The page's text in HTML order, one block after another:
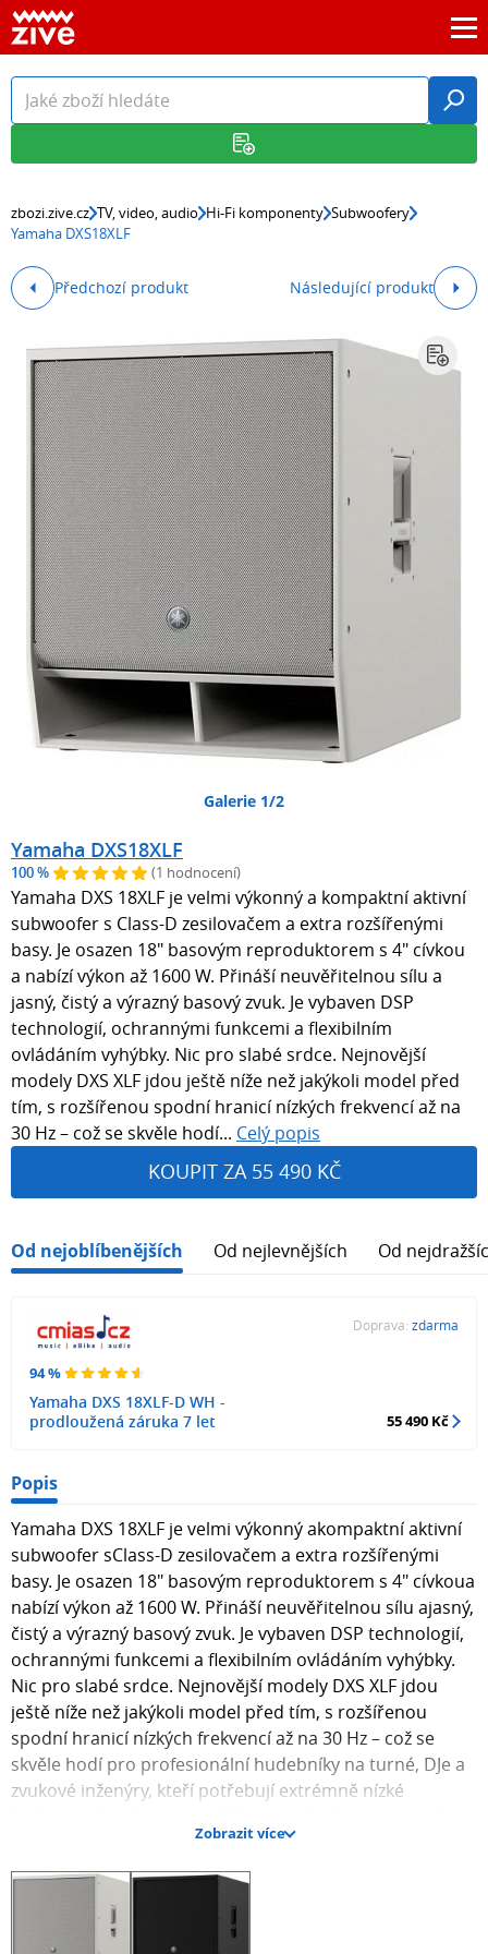
zbozi.zive.cz TV, video, audio Hi-Fi komponenty Subwoofery
Yamaha DXS18XLF
Předchozí produkt Následující produkt
Galerie 1/2
Yamaha DXS18XLF
100 % (1 hodnocení)
Yamaha DXS 18XLF je velmi výkonný a kompaktní aktivní
subwoofer s Class-D zesilovačem a extra rozšířenými
basy. Je osazen 18" basovým reproduktorem s 4" cívkou
a nabízí výkon až 1600 W. Přináší neuvěřitelnou sílu a
jasný, čistý a výrazný basový zvuk. Je vybaven DSP
technologií, ochrannými funkcemi a flexibilním
ovládáním vyhýbky. Nic pro slabé srdce. Nejnovější
modely DXS XLF jdou ještě níže než jakýkoli model před
tím, s rozšířenou spodní hranicí nízkých frekvencí až na
30 Hz – což se skvěle hodí... Celý popis
KOUPIT ZA 55 490 KČ
Od nejoblíbenějších Od nejlevnějších Od
94 %
Yamaha DXS 18XLF-D WH -
prodloužená záruka 7 let
Doprava: zdarma
55 490 Kč
Popis
Yamaha DXS 18XLF je velmi výkonný akompaktní aktivní
subwoofer sClass-D zesilovačem a extra rozšířenými
basy. Je osazen 18" basovým reproduktorem s 4" cívkoua
nabízí výkon až 1600 W. Přináší neuvěřitelnou sílu ajasný,
čistý a výrazný basový zvuk. Je vybaven DSP technologií,
ochrannými funkcemi a flexibilním ovládáním vyhýbky.
Nic pro slabé srdce. Nejnovější modely DXS XLF jdou
ještě níže než jakýkoli model před tím, s rozšířenou
spodní hranicí nízkých frekvencí až na 30 Hz – což se
skvěle hodí pro profesionální hudebníky na turné, DJe a
zvukové inženýry, kteří potřebují extrémně nízké
třídě. Flexibilní DSP a design těla reproboxu s širokým
basreflexem se zvrásněným vyústěním otvoru zajistí, že
muzikálnost i při velmi vysokých úrovních hlasitosti.
Zobrazit více